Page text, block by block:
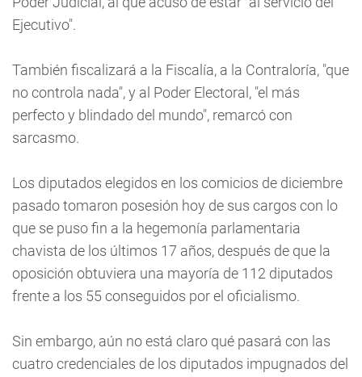
Ejecutivo".
También fiscalizará a la Fiscalía, a la Contraloría, "que
no controla nada", y al Poder Electoral, "el más
perfecto y blindado del mundo", remarcó con
sarcasmo.
Los diputados elegidos en los comicios de diciembre
pasado tomaron posesión hoy de sus cargos con lo
que se puso fin a la hegemonía parlamentaria
chavista de los últimos 17 años, después de que la
oposición obtuviera una mayoría de 112 diputados
frente a los 55 conseguidos por el oficialismo.
Sin embargo, aún no está claro qué pasará con las
cuatro credenciales de los diputados impugnados del